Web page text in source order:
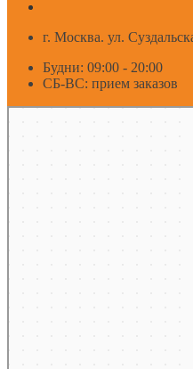
г. Москва. ул.
Будни: 09:00 - 20:00
СБ-ВС: прием заказов